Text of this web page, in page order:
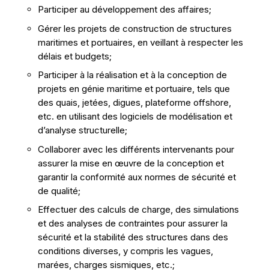
Participer au développement des affaires;
Gérer les projets de construction de structures
maritimes et portuaires, en veillant à respecter les
délais et budgets;
Participer à la réalisation et à la conception de
projets en génie maritime et portuaire, tels que
des quais, jetées, digues, plateforme offshore,
etc. en utilisant des logiciels de modélisation et
d’analyse structurelle;
Collaborer avec les différents intervenants pour
assurer la mise en œuvre de la conception et
garantir la conformité aux normes de sécurité et
de qualité;
Effectuer des calculs de charge, des simulations
et des analyses de contraintes pour assurer la
sécurité et la stabilité des structures dans des
conditions diverses, y compris les vagues,
marées, charges sismiques, etc.;